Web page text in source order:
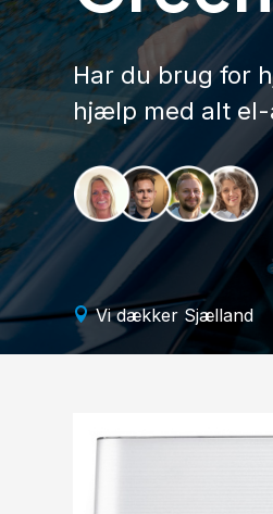
Har du brug for
hjælp med alt el-
 Vi dækker Sjælland